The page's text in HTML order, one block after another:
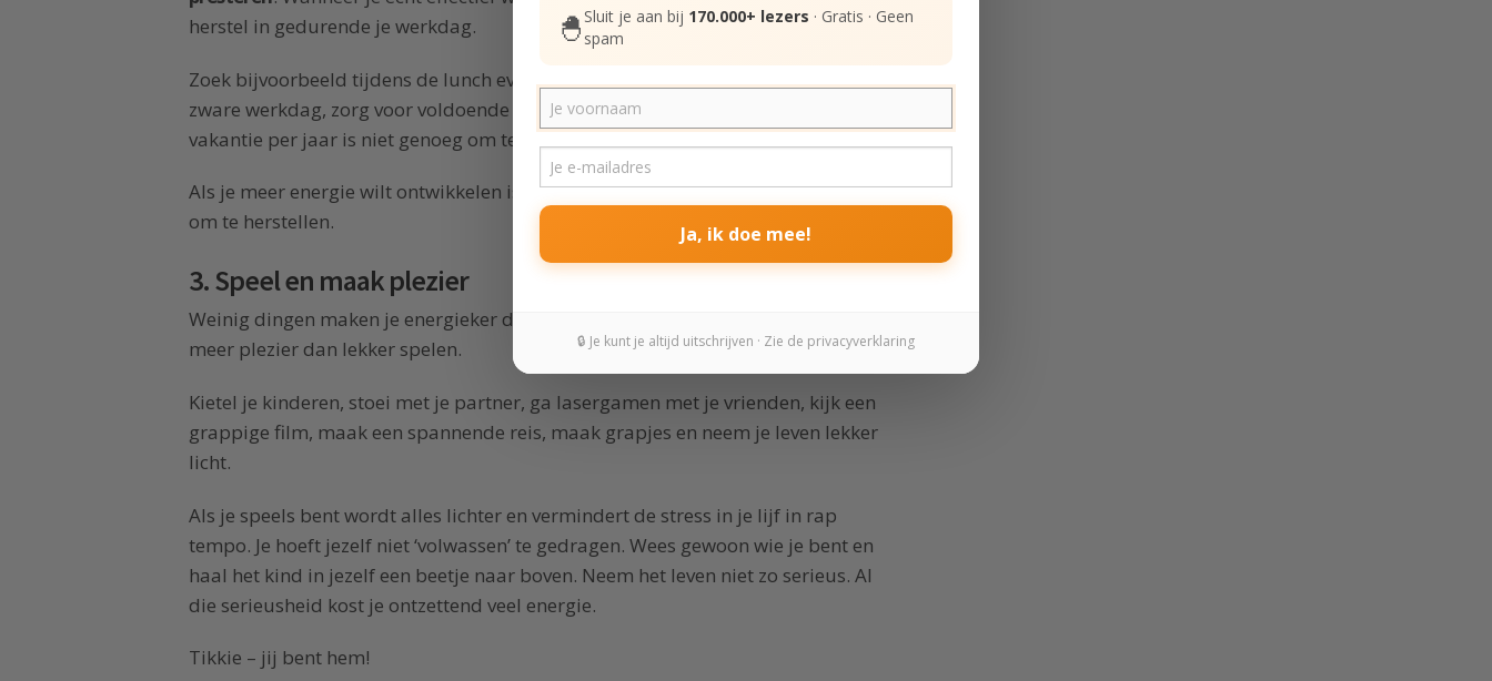
herstel in gedurende je werkdag.
Zoek bijvoorbeeld tijdens de lunch even de buitenlucht op, mediteer na een
zware werkdag, zorg voor voldoende slaap en neem regelmatig écht vrij. Eén
vakantie per jaar is niet genoeg om te bekomen van dagelijkse stress.
Als je meer energie wilt ontwikkelen is het verstandig om dagelijks de tijd nemen
om te herstellen.
3. Speel en maak plezier
Weinig dingen maken je energieker dan plezier. En weinig dingen brengen je
meer plezier dan lekker spelen.
Kietel je kinderen, stoei met je partner, ga lasergamen met je vrienden, kijk een
grappige film, maak een spannende reis, maak grapjes en neem je leven lekker
licht.
Als je speels bent wordt alles lichter en vermindert de stress in je lijf in rap
tempo. Je hoeft jezelf niet ‘volwassen’ te gedragen. Wees gewoon wie je bent en
haal het kind in jezelf een beetje naar boven. Neem het leven niet zo serieus. Al
die serieusheid kost je ontzettend veel energie.
Tikkie – jij bent hem!
🐣 Sluit je aan bij 170.000+ lezers · Gratis · Geen
spam
Ja, ik doe mee!
🔒 Je kunt je altijd uitschrijven · Zie de privacyverklaring